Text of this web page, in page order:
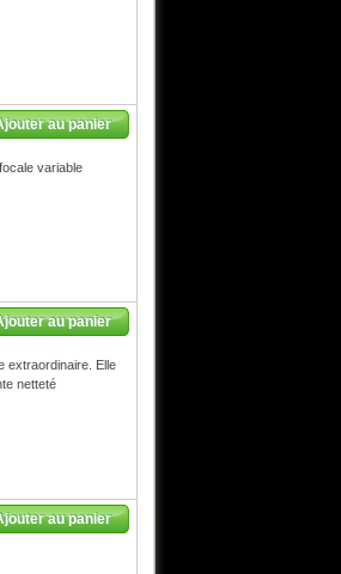
au panier
variable
au panier
extraordinaire. Elle
netteté
au panier